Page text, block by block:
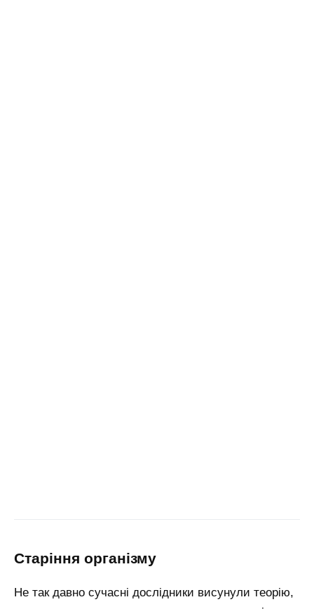
старіння організму
Не так давно сучасні дослідники висунули теорію,